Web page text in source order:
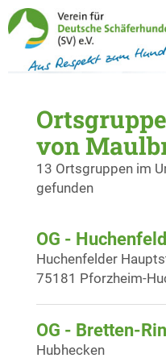
von
13 Ortsgruppen im
gefunden
OG -
Huchenfelder
75181 Pforzheim-
OG - Bretten-
Hubhecken